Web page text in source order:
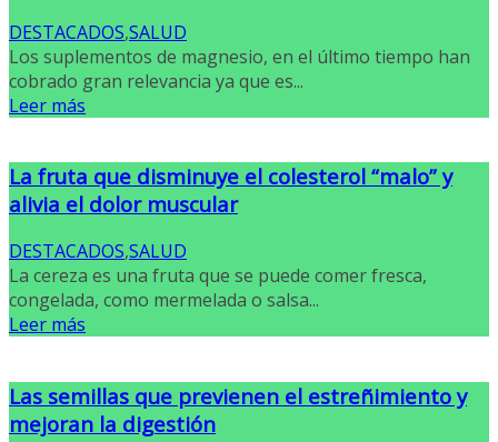
DESTACADOS,SALUD
Los suplementos de magnesio, en el último tiempo han
cobrado gran relevancia ya que es...
Leer más
La fruta que disminuye el colesterol “malo” y
alivia el dolor muscular
DESTACADOS,SALUD
La cereza es una fruta que se puede comer fresca,
congelada, como mermelada o salsa...
Leer más
Las semillas que previenen el estreñimiento y
mejoran la digestión